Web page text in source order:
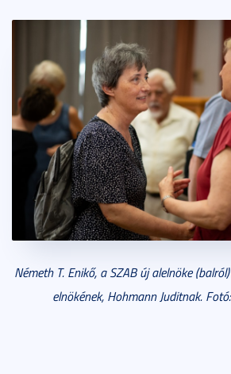
Németh T. Enikő, a SZAB új alelnöke
elnökének, Hohmann Juditnak.